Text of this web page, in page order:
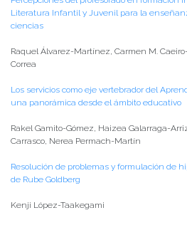
Literatura Infantil y Juvenil para la
ciencias
Raquel Álvarez-Martínez, Carmen M.
Correa
Los servicios como eje vertebrador del
una panorámica desde el ámbito educativo
Rakel Gamito-Gómez, Haizea Galarraga-
Carrasco, Nerea Permach-Martín
Resolución de problemas y formulación de
de Rube Goldberg
Kenji López-Taakegami